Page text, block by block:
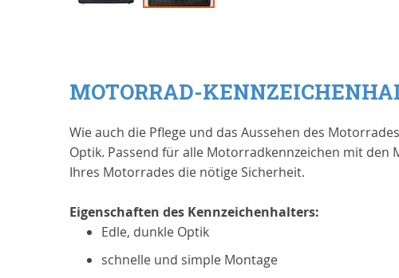
springen
MOTORRAD-
Wie auch die Pflege und das Aussehen des
Optik. Passend für alle Motorradkennzeichen mit den
Ihres Motorrades die nötige Sicherheit.
Eigenschaften des Kennzeichenhalters:
Edle, dunkle Optik
schnelle und simple Montage